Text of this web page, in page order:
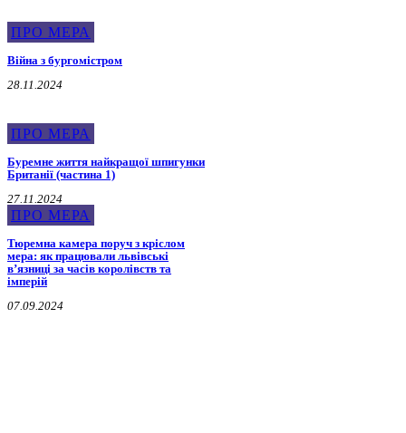
ПРО МЕРА
Війна з бургомістром
28.11.2024
ПРО МЕРА
Буремне життя найкращої шпигунки
Британії (частина 1)
27.11.2024
ПРО МЕРА
Тюремна камера поруч з кріслом
мера: як працювали львівські
в’язниці за часів королівств та
імперій
07.09.2024